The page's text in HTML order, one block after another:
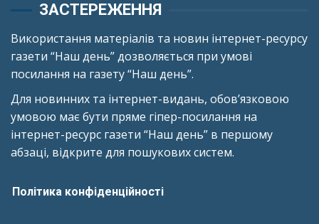
ЗАСТЕРЕЖЕННЯ
Використання матеріалів та новин інтернет-ресурсу
газети “Наш день” дозволяється при умові
посилання на газету “Наш день”.
Для новинних та інтернет-видань, обов’язковою
умовою має бути пряме гіпер-посилання на
інтернет-ресурс газети “Наш день” в першому
абзаці, відкрите для пошукових систем.
Політика конфіденційності